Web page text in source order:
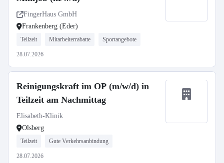
FingerHaus GmbH
Frankenberg (Eder)
Teilzeit Mitarbeiterrabatte Sportangebote
28.07.2026
Reinigungskraft im OP (m/w/d) in
Teilzeit am Nachmittag
Elisabeth-Klinik
Olsberg
Teilzeit Gute Verkehrsanbindung
28.07.2026